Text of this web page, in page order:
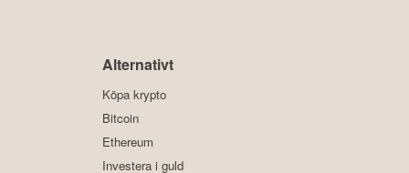
Alternativt
Köpa krypto
Bitcoin
Ethereum
Investera i guld